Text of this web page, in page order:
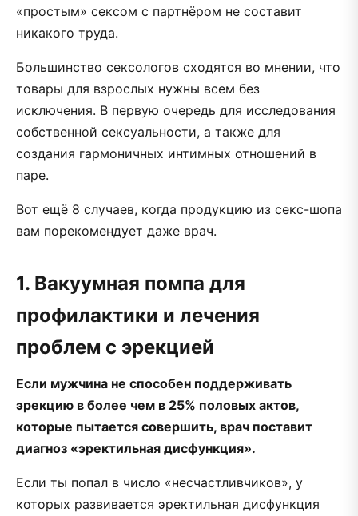
«простым» сексом с партнёром не составит
никакого труда.
Большинство сексологов сходятся во мнении, что
товары для взрослых нужны всем без
исключения. В первую очередь для исследования
собственной сексуальности, а также для
создания гармоничных интимных отношений в
паре.
Вот ещё 8 случаев, когда продукцию из секс-шопа
вам порекомендует даже врач.
1. Вакуумная помпа для
профилактики и лечения
проблем с эрекцией
Если мужчина не способен поддерживать
эрекцию в более чем в 25% половых актов,
которые пытается совершить, врач поставит
диагноз «эректильная дисфункция».
Если ты попал в число «несчастливчиков», у
которых развивается эректильная дисфункция